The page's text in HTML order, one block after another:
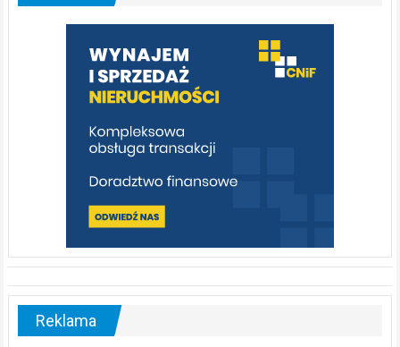
warto
poznać
[fotorelacja]
Reklama